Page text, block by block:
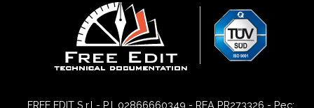
FREE EDIT S.r.l - P.I. 02866660349 - REA PR273326 - Pec: